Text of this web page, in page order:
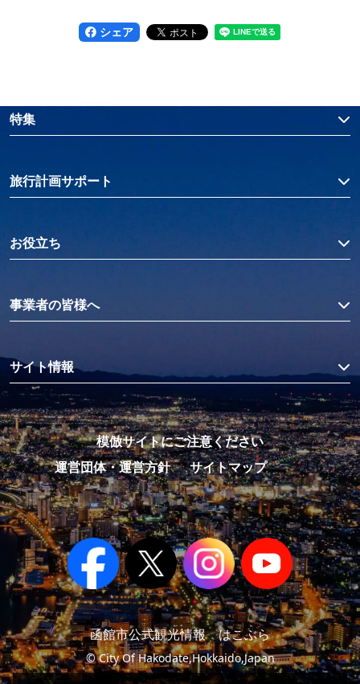
シェア
特集
旅行計画サポート
お役立ち
事業者の皆様へ
サイト情報
模倣サイトにご注意ください
運営団体・運営方針
サイトマップ
函館市公式観光情報 はこぶら
© City Of Hakodate,Hokkaido,Japan